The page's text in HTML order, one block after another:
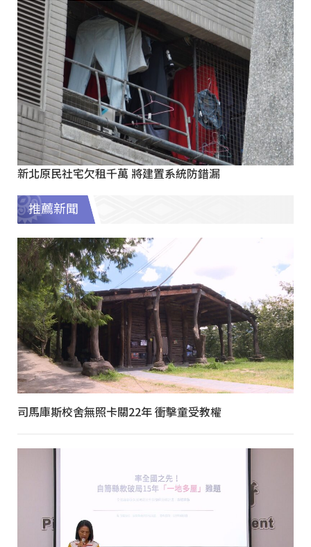
新北原民社宅欠租千萬 將建置系統防錯漏
推薦新聞
司馬庫斯校舍無照卡關22年 衝擊童受教權